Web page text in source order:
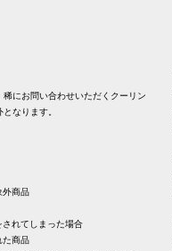
にお問い合わせいただくクーリン
なります。
外商品
れてしまった場合
た商品